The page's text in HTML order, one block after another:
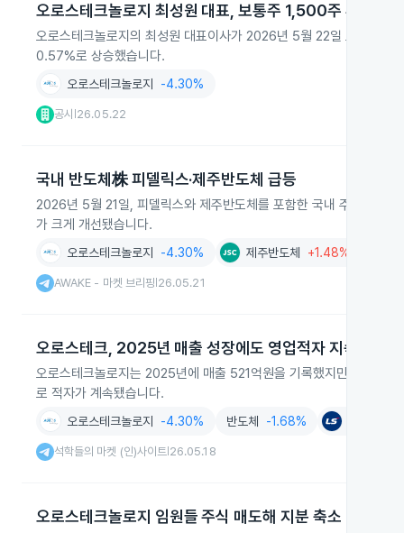
오로스테크놀로지 최성원 대표, 보통주 1,500주 추가 매
오로스테크놀로지의 최성원 대표이사가 2026년 5월 22일 보통주
0.57%로 상승했습니다.
오로스테크놀로지 -4.30%
공시 26.05.22
국내 반도체株 피델릭스·제주반도체 급등
2026년 5월 21일, 피델릭스와 제주반도체를 포함한 국내 주요 반도
가 크게 개선됐습니다.
오로스테크놀로지 -4.30% 제주반도체 +1.48%
AWAKE - 마켓 브리핑 26.05.21
오로스테크, 2025년 매출 성장에도 영업적자 지속
오로스테크놀로지는 2025년에 매출 521억원을 기록했지만 84억원
로 적자가 계속됐습니다.
오로스테크놀로지 -4.30% 반도체 -1.68%
석학들의 마켓 (인)사이트 26.05.18
오로스테크놀로지 임원들 주식 매도해 지분 축소